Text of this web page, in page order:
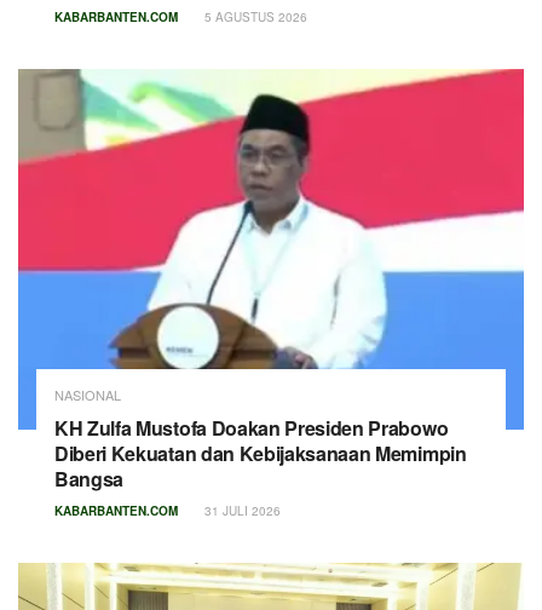
KABARBANTEN.COM 5 AGUSTUS 2026
NASIONAL
KH Zulfa Mustofa Doakan Presiden Prabowo
Diberi Kekuatan dan Kebijaksanaan Memimpin
Bangsa
KABARBANTEN.COM 31 JULI 2026